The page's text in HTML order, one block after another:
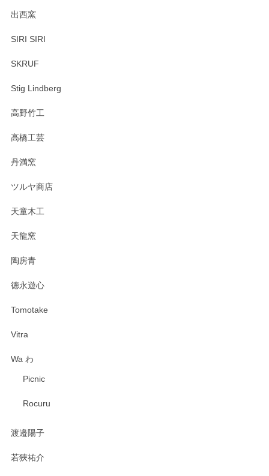
出西窯
SIRI SIRI
SKRUF
Stig Lindberg
高野竹工
高橋工芸
丹満窯
ツルヤ商店
天童木工
天龍窯
陶房青
徳永遊心
Tomotake
Vitra
Wa わ
Picnic
Rocuru
渡邉陽子
若狹祐介